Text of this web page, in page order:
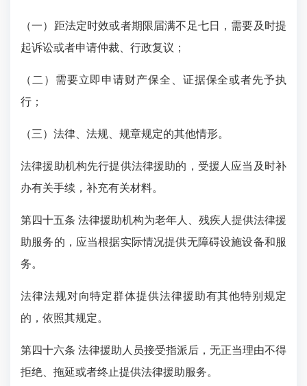
（一）距法定时效或者期限届满不足七日，需要及时提
起诉讼或者申请仲裁、行政复议；
（二）需要立即申请财产保全、证据保全或者先予执
行；
（三）法律、法规、规章规定的其他情形。
法律援助机构先行提供法律援助的，受援人应当及时补
办有关手续，补充有关材料。
第四十五条 法律援助机构为老年人、残疾人提供法律援
助服务的，应当根据实际情况提供无障碍设施设备和服
务。
法律法规对向特定群体提供法律援助有其他特别规定
的，依照其规定。
第四十六条 法律援助人员接受指派后，无正当理由不得
拒绝、拖延或者终止提供法律援助服务。